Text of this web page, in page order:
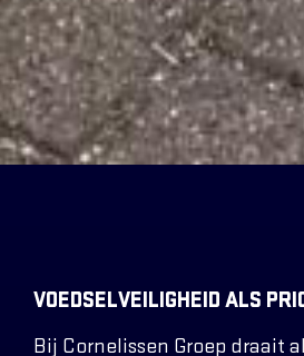
VOEDSELVEILIGHEID ALS
Bij Cornelissen Groep draait